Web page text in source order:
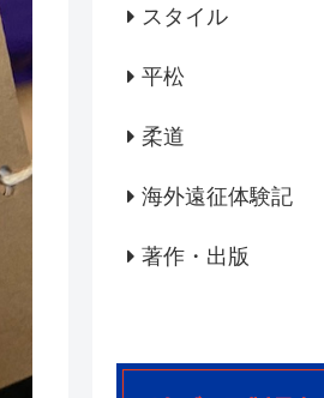
スタイル
平松
柔道
海外遠征体験記
著作・出版